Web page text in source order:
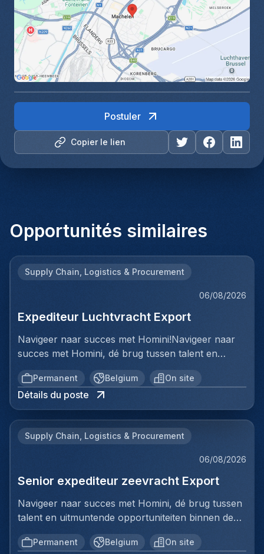
Copier le lien
Postuler
Opportunités similaires
Supply Chain, Logistics & Procurement
06/08/2026
Expediteur Luchtvracht Export
Navigeer naar succes met Homini!Navigeer naar
succes met Homini, dé brug tussen talent en
uitmuntende opportuniteiten binnen de
arbeidsmarkt. Als voorloper in wervingsdiensten,
matchen we toptalent met topbedrijven in diverse
sectoren. Met onze expertise en toewijding streven
plaatsingen. Bij Homini staat elk individu centraal;
ons team Logistiek & Distributie zoeken we een
Expediteur Luchtvracht Export voor een
een geboren organisator met een passie voor
internationale logistiek? Werk je graag in een
dynamische omgeving waar geen enkele dag
hetzelfde is en krijg je energie van het coördineren
Permanent Belgium On site
Détails du poste
Supply Chain, Logistics & Procurement
06/08/2026
Senior expediteur zeevracht Export
Navigeer naar succes met Homini, dé brug tussen
talent en uitmuntende opportuniteiten binnen de
arbeidsmarkt. Als voorloper in wervingsdiensten,
matchen we toptalent met topbedrijven in diverse
Permanent Belgium On site